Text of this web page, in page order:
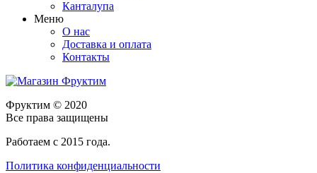
Канталупа
Меню
О нас
Доставка и оплата
Контакты
Фруктим © 2020
Все права защищены
Работаем с 2015 года.
Политика конфиденциальности